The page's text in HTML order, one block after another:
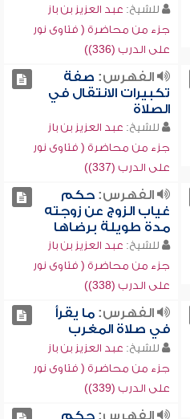
للشيخ: عبد العزيز بن باز
جزء من محاضرة ( فتاوى نور
على الدرب (336))
الفهرس: صفة
تكبيرات الانتقال في
الصلاة
للشيخ: عبد العزيز بن باز
جزء من محاضرة ( فتاوى نور
على الدرب (337))
الفهرس:حكم
غياب الزوج عن زوجته
مدة طويلة برضاها
للشيخ: عبد العزيز بن باز
جزء من محاضرة ( فتاوى نور
على الدرب (338))
الفهرس:ما يقرأ
في صلاة المغرب
للشيخ: عبد العزيز بن باز
جزء من محاضرة ( فتاوى نور
على الدرب (339))
الفهرس:حكم